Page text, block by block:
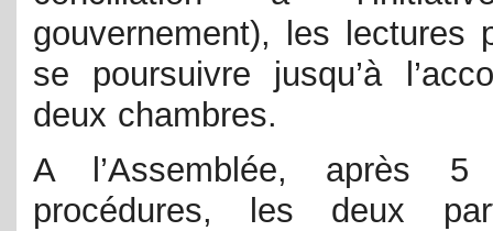
gouvernement), les lectures
se poursuivre jusqu’à
deux chambres.
A l’Assemblée, après
procédures, les deux